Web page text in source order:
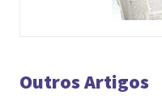
Outros Artigos